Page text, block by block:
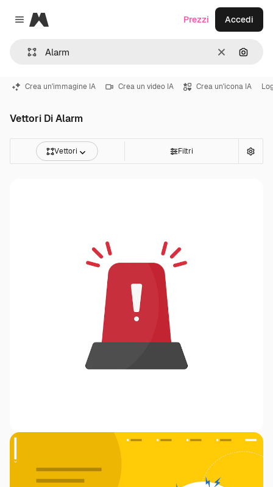
Close menu
Magnific
CancellaCerca
Prezzi Accedi
Crea un'immagine IA Crea un video IA Crea un'icona IA
Vettori Di Alarm
Vettori Filtri